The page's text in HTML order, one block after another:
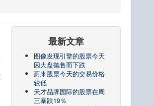
最新文章
图像发现引擎的股票今天
因大盘抛售而下跌
蔚来股票今天的交易价格
较低
天才品牌国际的股票在周
三暴跌19％